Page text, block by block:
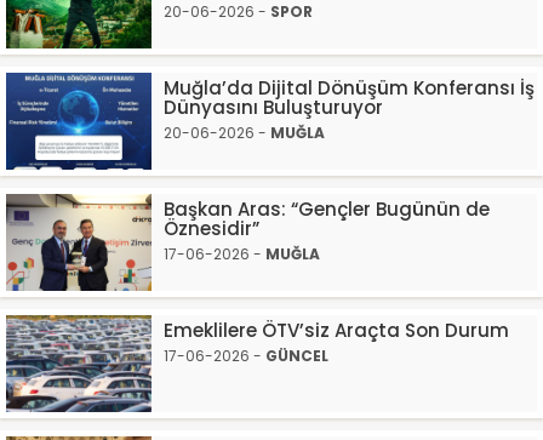
20-06-2026 - SPOR
Muğla’da Dijital Dönüşüm Konferansı İş
Dünyasını Buluşturuyor
20-06-2026 - MUĞLA
Başkan Aras: “Gençler Bugünün de
Öznesidir”
17-06-2026 - MUĞLA
Emeklilere ÖTV’siz Araçta Son Durum
17-06-2026 - GÜNCEL